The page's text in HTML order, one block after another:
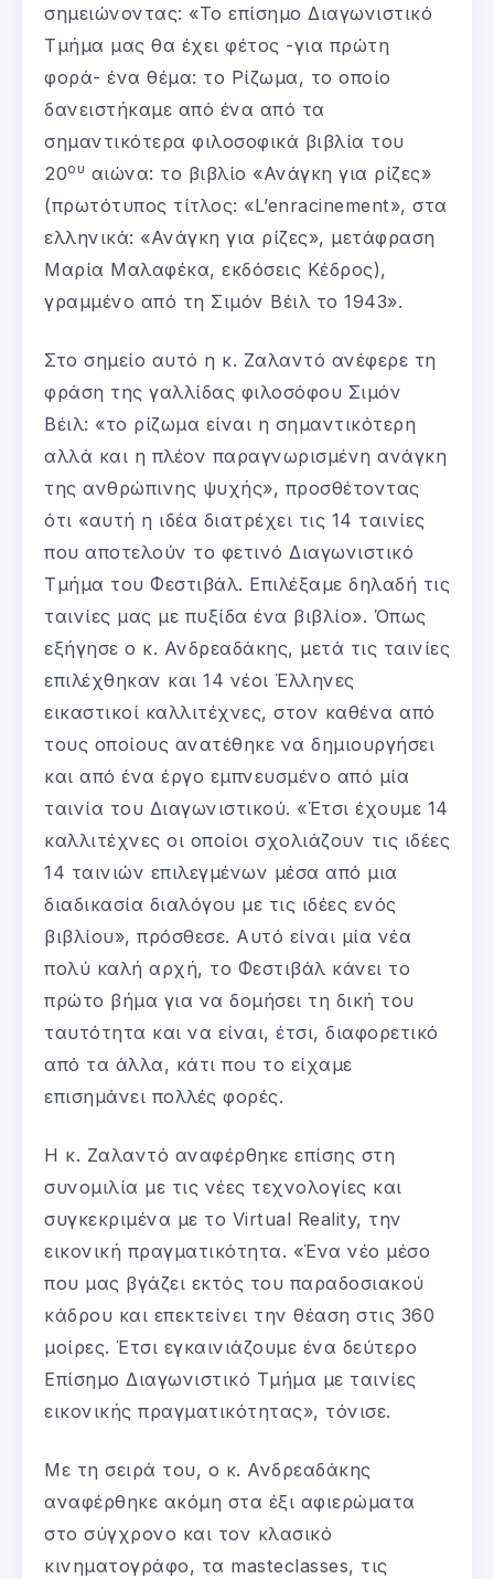
σημειώνοντας: «Το επίσημο Διαγωνιστικό
Τμήμα μας θα έχει φέτος -για πρώτη
φορά- ένα θέμα: το Ρίζωμα, το οποίο
δανειστήκαμε από ένα από τα
σημαντικότερα φιλοσοφικά βιβλία του
20ου αιώνα: το βιβλίο «Ανάγκη για ρίζες»
(πρωτότυπος τίτλος: «L’enracinement», στα
ελληνικά: «Ανάγκη για ρίζες», μετάφραση
Μαρία Μαλαφέκα, εκδόσεις Κέδρος),
γραμμένο από τη Σιμόν Βέιλ το 1943».
Στο σημείο αυτό η κ. Ζαλαντό ανέφερε τη
φράση της γαλλίδας φιλοσόφου Σιμόν
Βέιλ: «το ρίζωμα είναι η σημαντικότερη
αλλά και η πλέον παραγνωρισμένη ανάγκη
της ανθρώπινης ψυχής», προσθέτοντας
ότι «αυτή η ιδέα διατρέχει τις 14 ταινίες
που αποτελούν το φετινό Διαγωνιστικό
Τμήμα του Φεστιβάλ. Επιλέξαμε δηλαδή τις
ταινίες μας με πυξίδα ένα βιβλίο». Όπως
εξήγησε ο κ. Ανδρεαδάκης, μετά τις ταινίες
επιλέχθηκαν και 14 νέοι Έλληνες
εικαστικοί καλλιτέχνες, στον καθένα από
τους οποίους ανατέθηκε να δημιουργήσει
και από ένα έργο εμπνευσμένο από μία
ταινία του Διαγωνιστικού. «Έτσι έχουμε 14
καλλιτέχνες οι οποίοι σχολιάζουν τις ιδέες
14 ταινιών επιλεγμένων μέσα από μια
διαδικασία διαλόγου με τις ιδέες ενός
βιβλίου», πρόσθεσε. Αυτό είναι μία νέα
πολύ καλή αρχή, το Φεστιβάλ κάνει το
πρώτο βήμα για να δομήσει τη δική του
ταυτότητα και να είναι, έτσι, διαφορετικό
από τα άλλα, κάτι που το είχαμε
επισημάνει πολλές φορές.
Η κ. Ζαλαντό αναφέρθηκε επίσης στη
συνομιλία με τις νέες τεχνολογίες και
συγκεκριμένα με το Virtual Reality, την
εικονική πραγματικότητα. «Ένα νέο μέσο
που μας βγάζει εκτός του παραδοσιακού
κάδρου και επεκτείνει την θέαση στις 360
μοίρες. Έτσι εγκαινιάζουμε ένα δεύτερο
Επίσημο Διαγωνιστικό Τμήμα με ταινίες
εικονικής πραγματικότητας», τόνισε.
Με τη σειρά του, ο κ. Ανδρεαδάκης
αναφέρθηκε ακόμη στα έξι αφιερώματα
στο σύγχρονο και τον κλασικό
κινηματογράφο, τα masteclasses, τις